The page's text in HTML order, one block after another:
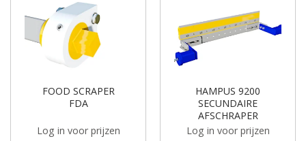
FOOD SCRAPER
FDA
Log in voor prijzen
HAMPUS 9200
SECUNDAIRE
AFSCHRAPER
Log in voor prijzen